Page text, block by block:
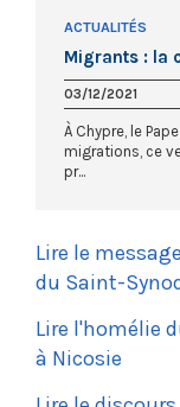
ACTUALITÉS
Migrants : la
03/12/2021
À Chypre, le
migrations, ce
pr...
Lire le
du Saint-
Lire l'homélie
à Nicosie